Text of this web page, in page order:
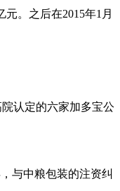
。之后在2015年1月
认定的六家加多宝公
与中粮包装的注资纠